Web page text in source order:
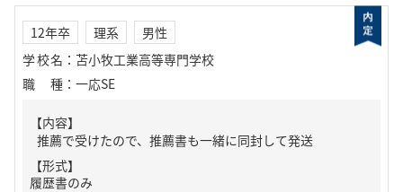
12年卒 理系
男性
学校名 ： 苫小牧工業高等専門学校
職種 ： 一応SE
【内容】
推薦で受けたので、推薦書も一緒に同封して発送
【形式】
履歴書のみ